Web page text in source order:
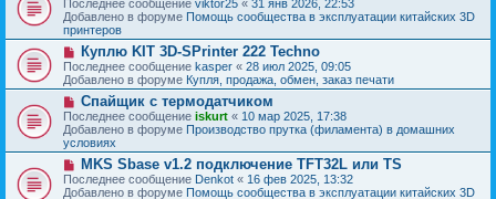
е
н
и
е
о
о
б
щ
е
н
и
е
в
о
е
о
о
б
щ
е
н
и
е
Последнее сообщение viktor25 « 31 янв 2026, 22:53
Добавлено в форуме Помощь сообщества в эксплуатации китайских 3D
принтеров
Н
о
в
о
е
с
о
о
б
щ
е
н
Куплю KIT 3D-SPrinter 222 Techno
Последнее сообщение kasper « 28 июл 2025, 09:05
Добавлено в форуме Купля, продажа, обмен, заказ печати
Н
о
в
о
е
о
о
Спайщик с термодатчиком
Последнее сообщение iskurt « 10 мар 2025, 17:38
Добавлено в форуме Производство прутка (филамента) в домашних
условиях
Н
о
в
MKS Sbase v1.2 подключение TFT32L или TS
Последнее сообщение Denkot « 16 фев 2025, 13:32
Добавлено в форуме Помощь сообщества в эксплуатации китайских 3D